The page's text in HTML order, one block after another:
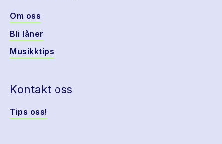
Om oss
Bli låner
Musikktips
Kontakt oss
Tips oss!